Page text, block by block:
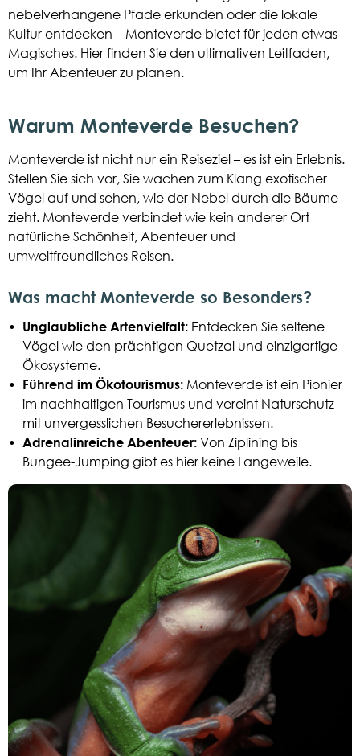
nebelverhangene Pfade erkunden oder die lokale
Kultur entdecken – Monteverde bietet für jeden etwas
Magisches. Hier finden Sie den ultimativen Leitfaden,
um Ihr Abenteuer zu planen.
Warum Monteverde Besuchen?
Monteverde ist nicht nur ein Reiseziel – es ist ein Erlebnis.
Stellen Sie sich vor, Sie wachen zum Klang exotischer
Vögel auf und sehen, wie der Nebel durch die Bäume
zieht. Monteverde verbindet wie kein anderer Ort
natürliche Schönheit, Abenteuer und
umweltfreundliches Reisen.
Was macht Monteverde so Besonders?
• Unglaubliche Artenvielfalt: Entdecken Sie seltene
Vögel wie den prächtigen Quetzal und einzigartige
Ökosysteme.
• Führend im Ökotourismus: Monteverde ist ein Pionier
im nachhaltigen Tourismus und vereint Naturschutz
mit unvergesslichen Besuchererlebnissen.
• Adrenalinreiche Abenteuer: Von Ziplining bis
Bungee-Jumping gibt es hier keine Langeweile.